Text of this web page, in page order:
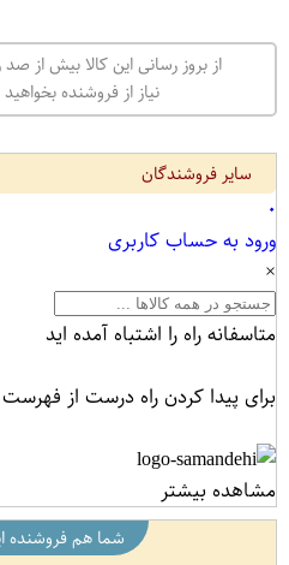
از بروز رسانی این کالا بیش
نیاز از فروشنده
سایر فروشندگان
۰
ورود به حساب کاربری
×
متاسفانه راه را اشتباه آمده اید
برای پیدا کردن راه درست از
مشاهده بیشتر
شما هم فروشنده